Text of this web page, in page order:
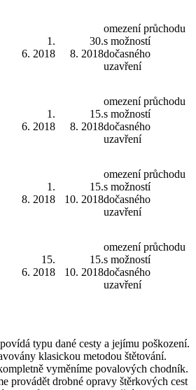
1.
6. 2018
30.
8. 2018
omezení průchodu
s možností
dočasného
uzavření
1.
6. 2018
15.
8. 2018
omezení průchodu
s možností
dočasného
uzavření
1.
8. 2018
15.
10. 2018
omezení průchodu
s možností
dočasného
uzavření
15.
6. 2018
15.
10. 2018
omezení průchodu
s možností
dočasného
uzavření
typu dané cesty a jejímu poškození.
klasickou metodou štětování.
vyměníme povalových chodník.
provádět drobné opravy štěrkových cest